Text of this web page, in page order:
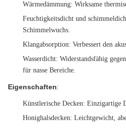
Wärmedämmung: Wirksame
Feuchtigkeitsdicht und
Schimmelwuchs.
Klangabsorption: Verbessert den
Wasserdicht: Widerstandsfähig
für nasse Bereiche.
Eigenschaften:
Künstlerische Decken: Einzigartige
Honighalsdecken: Leichtgewicht,